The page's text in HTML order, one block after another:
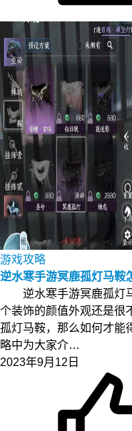
游戏攻略
逆水寒手游冥鹿孤灯马鞍
逆水寒手游冥鹿孤灯马
个装饰的颜值外观还是很
孤灯马鞍，那么如何才能
略中为大家介…
2023年9月12日